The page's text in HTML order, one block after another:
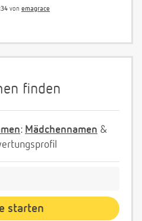
von emagrace
finden
: Mädchennamen &